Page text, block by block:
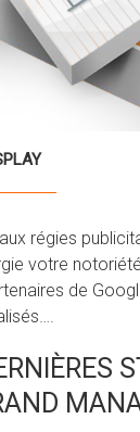
régies
votre
de